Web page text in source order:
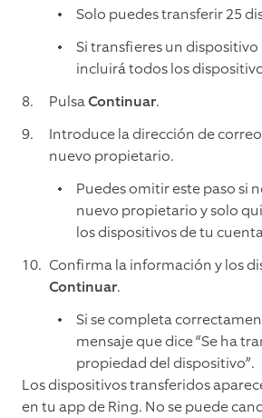
Solo puedes transferir 25
Si transfieres un dispositivo
incluirá todos los
PulsaContinuar.
Introduce la dirección de
nuevo propietario.
Puedes omitir este paso si
nuevo propietario y solo
los dispositivos de tu
Confirma la información y los
Continuar.
Si se completa
mensaje que dice “Se ha
propiedad del dispositivo”.
Los dispositivos transferidos
en tu app de Ring. No se puede